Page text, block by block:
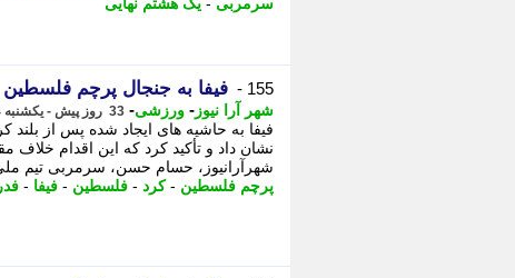
155 - فیفا به جنجال پرچم
شهر آرا نیوز - ورزشی- 33 روز پیش - یکشنبه 14 تیر 1405، 19:02
فیفا به حاشیه های ایجاد شده پس از
نشان داد و تأکید کرد که این اقدام
شهرآرانیوز، حسام حسن، سرمربی تیم
پرچم فلسطین -کرد - فلسطین - فیفا -